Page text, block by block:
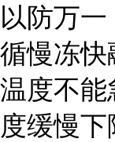
以防万
循慢冻快
温度不能
度缓慢